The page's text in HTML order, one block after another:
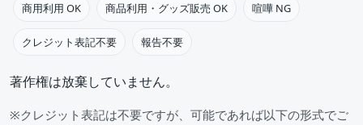
商用利用 OK 商品利用・グッズ販売 OK 喧嘩 NG
クレジット表記不要 報告不要
著作権は放棄していません。
※クレジット表記は不要ですが、可能であれば以下の形式でご